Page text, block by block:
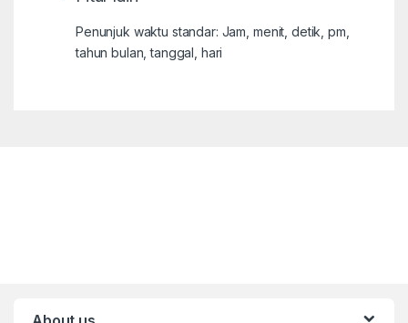
Penunjuk waktu standar: Jam, menit, detik, pm,
tahun bulan, tanggal, hari